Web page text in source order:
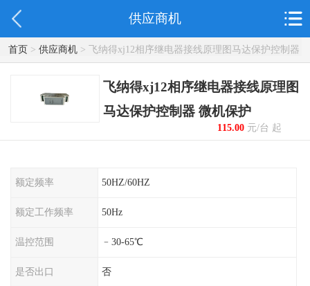
供应商机
首页> 供应商机> 飞纳得xj12相序继电器接线原理图马达保护控制器
微机保护
飞纳得xj12相序继电器接线原理图
马达保护控制器 微机保护
115.00元/台 起
额定频率 50HZ/60HZ
额定工作频率 50Hz
温控范围 ﹣30-65℃
是否出口 否